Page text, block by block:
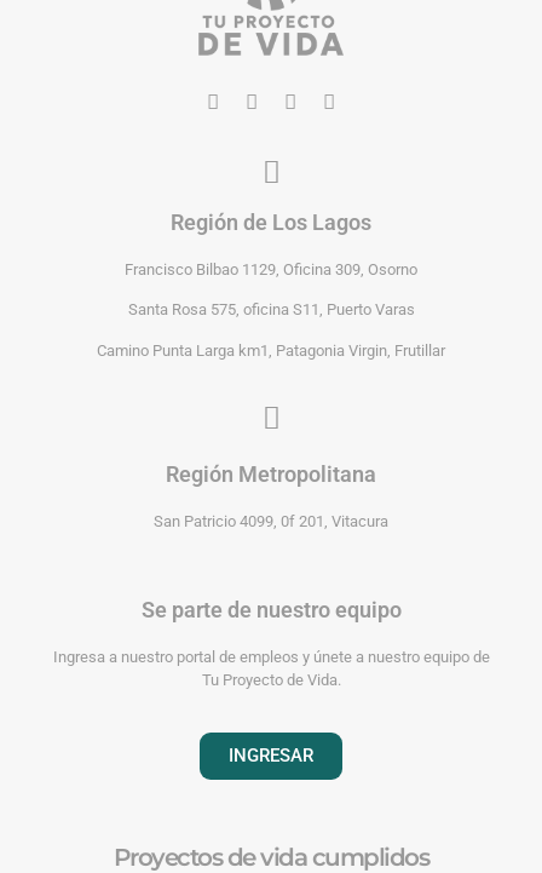
Región de Los Lagos
Francisco Bilbao 1129, Oficina 309, Osorno
Santa Rosa 575, oficina S11, Puerto Varas
Camino Punta Larga km1, Patagonia Virgin, Frutillar
Región Metropolitana
San Patricio 4099, 0f 201, Vitacura
Se parte de nuestro equipo
Ingresa a nuestro portal de empleos y únete a nuestro equipo de
Tu Proyecto de Vida.
INGRESAR
Proyectos de vida cumplidos